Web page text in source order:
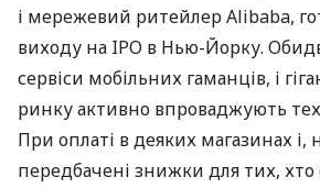
і мережевий ритейлер Alibaba,
виходу на IPO в Нью-Йорку.
сервіси мобільних гаманців, і
ринку активно впроваджують
При оплаті в деяких магазинах і,
передбачені знижки для тих, хто